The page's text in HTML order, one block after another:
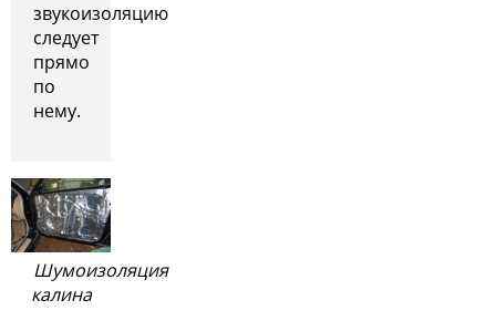
звукоизоляцию
следует
прямо
по
нему.
Шумоизоляция
калина